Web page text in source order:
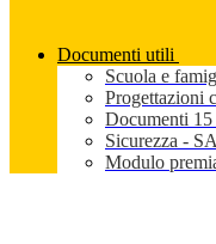
Documenti utili
Scuola e
Progettazioni
Documenti
Sicurezza -
Modulo